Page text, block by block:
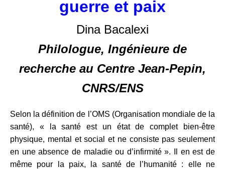
guerre et paix
Dina Bacalexi
Philologue, Ingénieure de
recherche au Centre Jean-Pepin,
CNRS/ENS
Selon la définition de l’OMS (Organisation mondiale de la
santé), « la santé est un état de complet bien-être
physique, mental et social et ne consiste pas seulement
en une absence de maladie ou d’infirmité ». Il en est de
même pour la paix, la santé de l’humanité : elle ne